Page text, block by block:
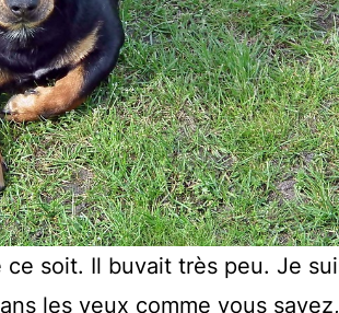
soit. Il buvait très peu. Je
les yeux comme vous